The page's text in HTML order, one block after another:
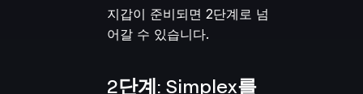
지갑이 준비되면 2단계로 넘
어갈 수 있습니다.
2단계: Simplex를